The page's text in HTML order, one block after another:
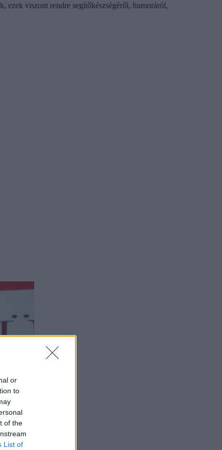
or
to
of the
List of
ezek viszont rendre segítőkészségéről, humoráról,